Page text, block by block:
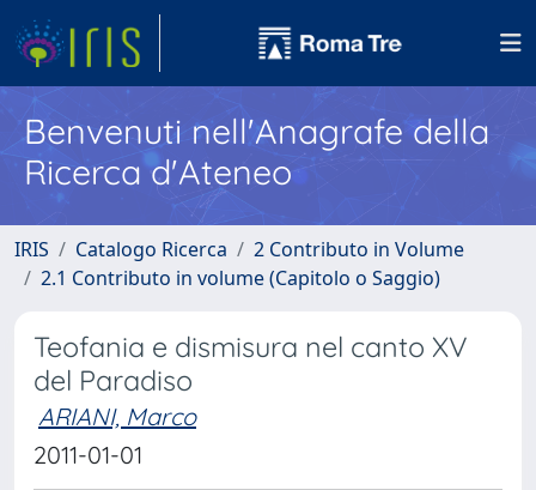
Benvenuti nell'Anagrafe della
Ricerca d'Ateneo
IRIS Catalogo Ricerca
2 Contributo in Volume
2.1 Contributo in volume (Capitolo o Saggio)
Teofania e dismisura nel canto XV
del Paradiso
ARIANI, Marco
2011-01-01